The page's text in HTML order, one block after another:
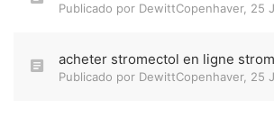
Publicado por DewittCopenhaver, 25
acheter stromectol en ligne
Publicado por DewittCopenhaver, 25